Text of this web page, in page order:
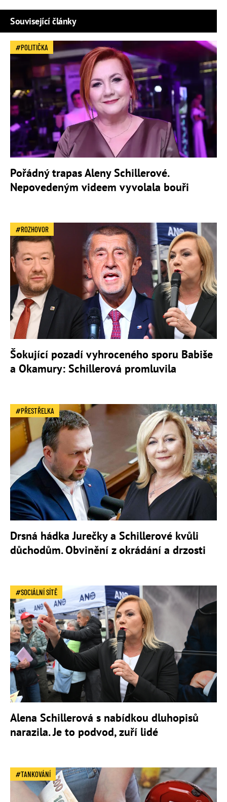
Související články
POLITIČKA
Pořádný trapas Aleny Schillerové.
Nepovedeným videem vyvolala bouři
ROZHOVOR
Šokující pozadí vyhroceného sporu Babiše
a Okamury: Schillerová promluvila
PŘESTŘELKA
Drsná hádka Jurečky a Schillerové kvůli
důchodům. Obvinění z okrádání a drzosti
SOCIÁLNÍ SÍTĚ
Alena Schillerová s nabídkou dluhopisů
narazila. Je to podvod, zuří lidé
TANKOVÁNÍ